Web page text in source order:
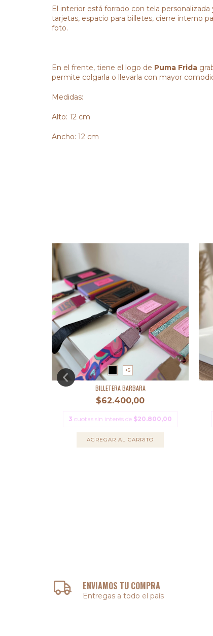
El interior está forrado con tela
tarjetas, espacio para billetes, cierre interno
foto.
En el frente, tiene el logo de Puma Frida
permite colgarla o llevarla con mayor
Medidas:
Alto: 12 cm
Ancho: 12 cm
+5
BILLETERA BARBARA
$62.400,00
3 cuotas sin interés de $20.800,00
AGREGAR AL CARRITO
ENVIAMOS TU COMPRA
Entregas a todo el país